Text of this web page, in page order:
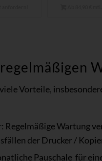
Vorteile,
Regelmäßige Wartung
der Drucker /
Pauschale für